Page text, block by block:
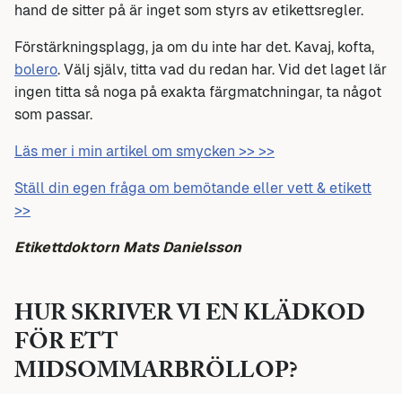
hand de sitter på är inget som styrs av etikettsregler.
Förstärkningsplagg, ja om du inte har det. Kavaj, kofta,
bolero. Välj själv, titta vad du redan har. Vid det laget lär
ingen titta så noga på exakta färgmatchningar, ta något
som passar.
Läs mer i min artikel om smycken >> >>
Ställ din egen fråga om bemötande eller vett & etikett
>>
Etikettdoktorn Mats Danielsson
HUR SKRIVER VI EN KLÄDKOD
FÖR ETT
MIDSOMMARBRÖLLOP?